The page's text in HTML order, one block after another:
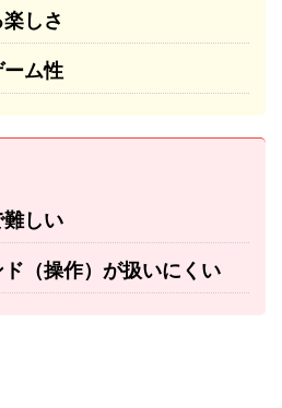
しさ
ム性
しい
（操作）が扱いにくい